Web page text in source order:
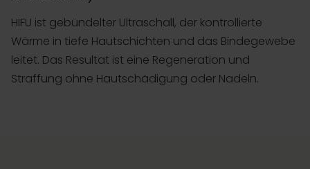
HIFU ist gebündelter Ultraschall, der kontrollierte
Wärme in tiefe Hautschichten und das Bindegewebe
leitet. Das Resultat ist eine Regeneration und
Straffung ohne Hautschädigung oder Nadeln.